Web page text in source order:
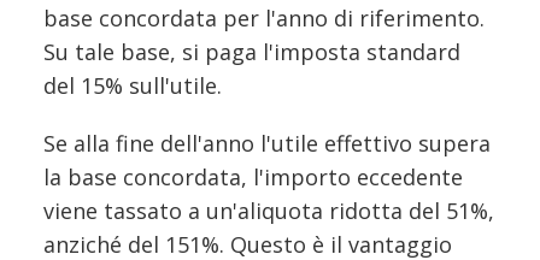
base concordata per l'anno di riferimento.
Su tale base, si paga l'imposta standard
del 15% sull'utile.
Se alla fine dell'anno l'utile effettivo supera
la base concordata, l'importo eccedente
viene tassato a un'aliquota ridotta del 51%,
anziché del 151%. Questo è il vantaggio